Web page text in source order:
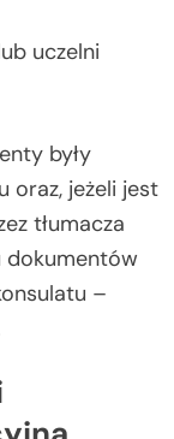
uczelni
były
oraz, jeżeli jest
tłumacza
dokumentów
–